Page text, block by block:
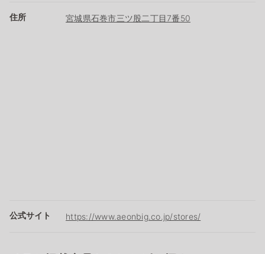
住所 宮城県石巻市三ツ股二丁目7番50
公式サイト https://www.aeonbig.co.jp/stores/